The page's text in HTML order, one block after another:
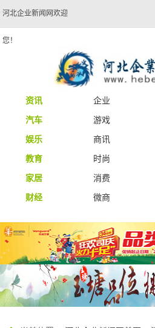
河北企业新闻网欢迎
您！
资讯 企业
汽车
游戏
娱乐
商讯
教育
时尚
家居
消费
财经
微商